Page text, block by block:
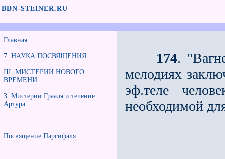
BDN-STEINER.RU
Главная
7. НАУКА ПОСВЯЩЕНИЯ
III. МИСТЕРИИ НОВОГО
ВРЕМЕНИ
3. Мистерии Грааля и течение
Артура
Посвящение Парсифаля
174.
мелодиях
эф.теле
необходимой